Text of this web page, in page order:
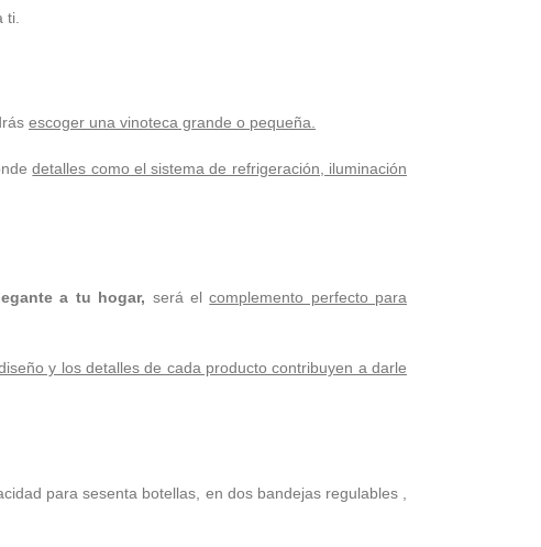
ti.
escoger una vinoteca grande o pequeña.
detalles como el sistema de refrigeración, iluminación
a tu hogar, será elcomplemento perfecto para
y los detalles de cada producto contribuyen a darle
para sesenta botellas, en dos bandejas regulables ,